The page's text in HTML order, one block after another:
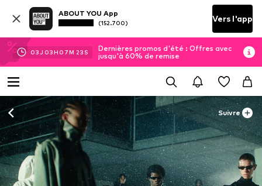
ABOUT YOU App
(152.700) Vers l'app
03J 03H 07M 21 S
Dernières promos d'été : Offres avec
jusqu'à 60% de remise
Suivre